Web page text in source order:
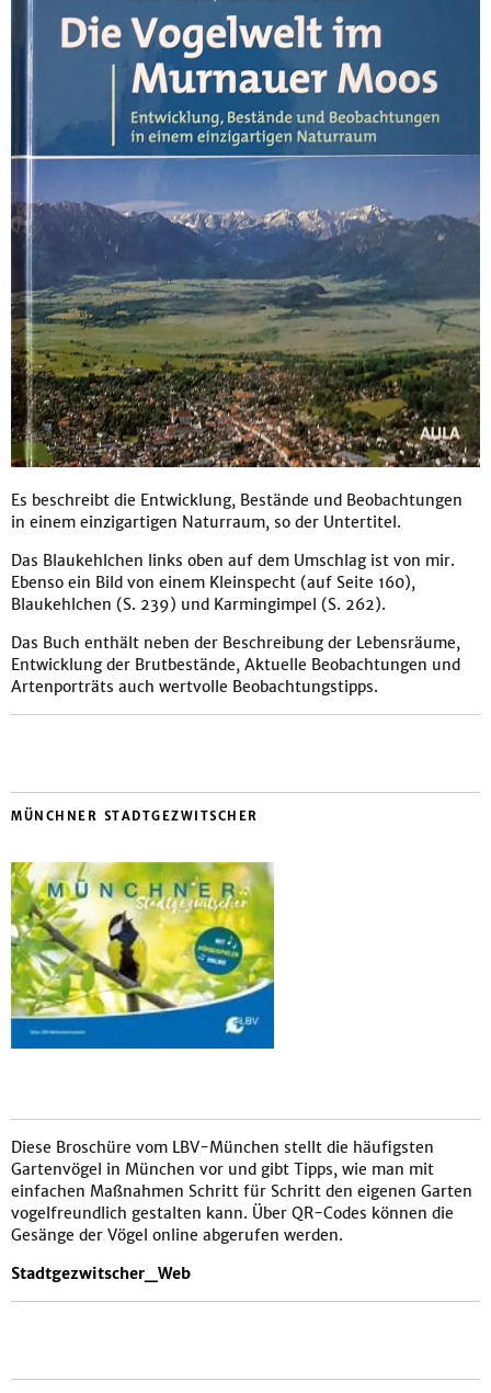
Es beschreibt die Entwicklung, Bestände und Beobachtungen
in einem einzigartigen Naturraum, so der Untertitel.
Das Blaukehlchen links oben auf dem Umschlag ist von mir.
Ebenso ein Bild von einem Kleinspecht (auf Seite 160),
Blaukehlchen (S. 239) und Karmingimpel (S. 262).
Das Buch enthält neben der Beschreibung der Lebensräume,
Entwicklung der Brutbestände, Aktuelle Beobachtungen und
Artenporträts auch wertvolle Beobachtungstipps.
MÜNCHNER STADTGEZWITSCHER
Diese Broschüre vom LBV-München stellt die häufigsten
Gartenvögel in München vor und gibt Tipps, wie man mit
einfachen Maßnahmen Schritt für Schritt den eigenen Garten
vogelfreundlich gestalten kann. Über QR-Codes können die
Gesänge der Vögel online abgerufen werden.
Stadtgezwitscher_Web